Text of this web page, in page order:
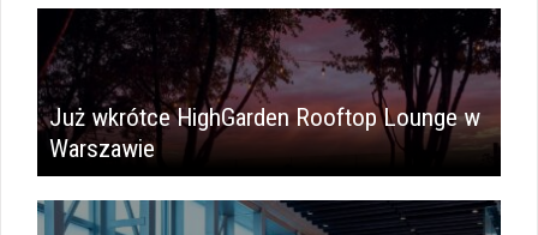
Już wkrótce HighGarden Rooftop Lounge w
Warszawie